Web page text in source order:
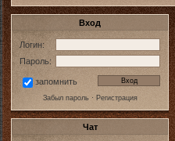
Вход
Логин:
Пароль:
запомнить
Забыл пароль· Регистрация
Чат